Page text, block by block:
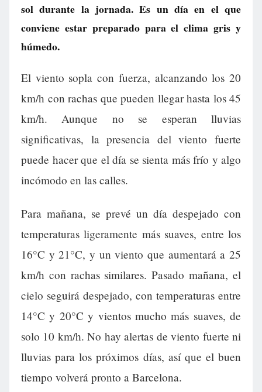
sol durante la jornada. Es un día en el que
conviene estar preparado para el clima gris y
húmedo.
El viento sopla con fuerza, alcanzando los 20
km/h con rachas que pueden llegar hasta los 45
km/h. Aunque no se esperan lluvias
significativas, la presencia del viento fuerte
puede hacer que el día se sienta más frío y algo
incómodo en las calles.
Para mañana, se prevé un día despejado con
temperaturas ligeramente más suaves, entre los
16°C y 21°C, y un viento que aumentará a 25
km/h con rachas similares. Pasado mañana, el
cielo seguirá despejado, con temperaturas entre
14°C y 20°C y vientos mucho más suaves, de
solo 10 km/h. No hay alertas de viento fuerte ni
lluvias para los próximos días, así que el buen
tiempo volverá pronto a Barcelona.